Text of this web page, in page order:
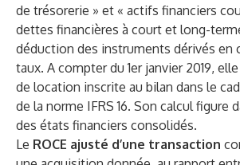
de trésorerie » et « actifs financiers
dettes financières à court et long-
déduction des instruments dérivés en
taux. A compter du 1er janvier 2019,
de location inscrite au bilan dans le
de la norme IFRS 16. Son calcul figure
des états financiers consolidés.
Le ROCE ajusté d’une transaction